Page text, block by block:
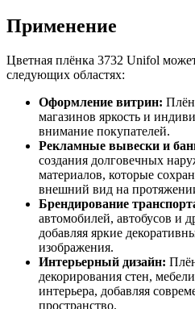
Применение
Цветная плёнка 3732 Unifol
следующих областях:
Оформление витрин:
магазинов яркость и
внимание покупателей.
Рекламные вывески и
создания долговечных
материалов, которые
внешний вид на
Брендирование
автомобилей, автобусов и
добавляя яркие
изображения.
Интерьерный дизайн:
декорирования стен,
интерьера, добавляя
пространство.